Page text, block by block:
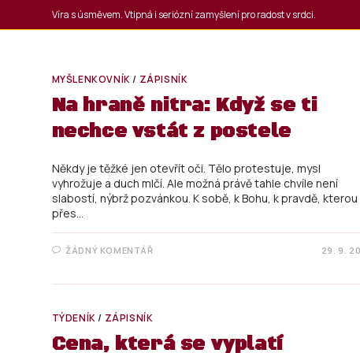
Víra s úsměvem. Vtipná i seriózní zamyšlení pro radost v srdci.
MYŠLENKOVNÍK/ ZÁPISNÍK
Na hraně nitra: Když se ti
nechce vstát z postele
Někdy je těžké jen otevřít oči. Tělo protestuje, mysl
vyhrožuje a duch mlčí. Ale možná právě tahle chvíle není
slabostí, nýbrž pozvánkou. K sobě, k Bohu, k pravdě, kterou
přes…
ŽÁDNÝ KOMENTÁŘ 29. 9.
TÝDENÍK/ ZÁPISNÍK
Cena, která se vyplatí